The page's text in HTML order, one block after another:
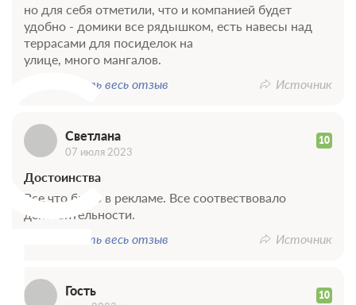
но для себя отметили, что и компанией будет
удобно - домики все рядышком, есть навесы над
террасами для посиделок на
улице, много мангалов.
Показать весь отзыв
Источник
Светлана 10
07 июля 2023
Достоинства
Все что было в рекламе. Все соотвествовало
действительности.
Показать весь отзыв
Источник
Гость 10